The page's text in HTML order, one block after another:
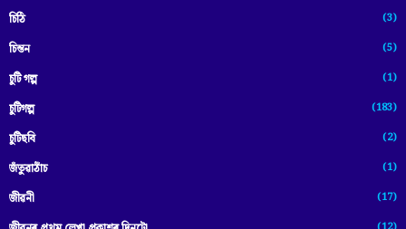
চিঠি (3)
চিন্তন (5)
চুটি গল্প (1)
চুটিগল্প (183)
চুটিছবি (2)
জঁতুৱাঠাঁচ (1)
জীৱনী (17)